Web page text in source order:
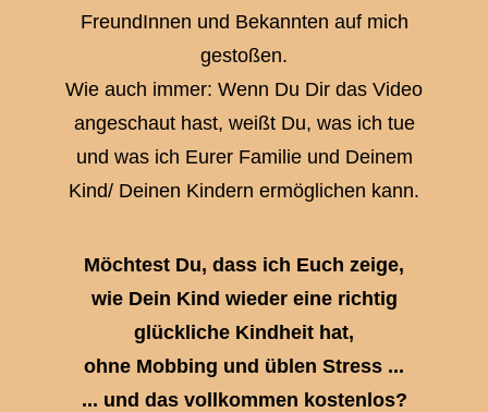
FreundInnen und Bekannten auf mich
gestoßen.
Wie auch immer: Wenn Du Dir das Video
angeschaut hast, weißt Du, was ich tue
und was ich Eurer Familie und Deinem
Kind/ Deinen Kindern ermöglichen kann.
Möchtest Du, dass ich Euch zeige,
wie Dein Kind wieder eine richtig
glückliche Kindheit hat,
ohne Mobbing und üblen Stress ...
... und das vollkommen kostenlos?